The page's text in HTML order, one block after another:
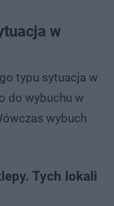
w
typu sytuacja w
do wybuchu w
wybuch
Tych lokali